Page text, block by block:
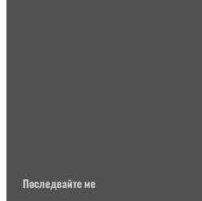
Последвайте ме